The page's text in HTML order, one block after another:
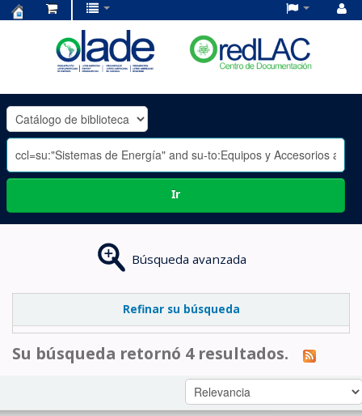
OLADE
-
Ir
Búsqueda avanzada
Refinar su búsqueda
Su búsqueda retornó 4 resultados.